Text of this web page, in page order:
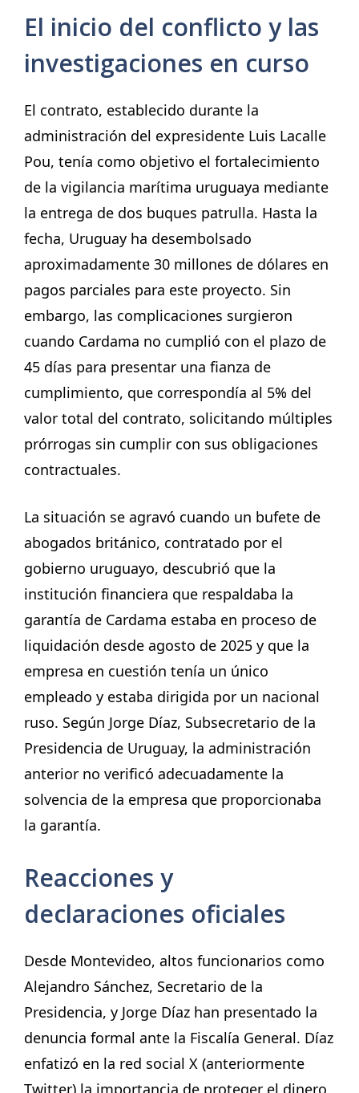
El inicio del conflicto y las
investigaciones en curso
El contrato, establecido durante la
administración del expresidente Luis Lacalle
Pou, tenía como objetivo el fortalecimiento
de la vigilancia marítima uruguaya mediante
la entrega de dos buques patrulla. Hasta la
fecha, Uruguay ha desembolsado
aproximadamente 30 millones de dólares en
pagos parciales para este proyecto. Sin
embargo, las complicaciones surgieron
cuando Cardama no cumplió con el plazo de
45 días para presentar una fianza de
cumplimiento, que correspondía al 5% del
valor total del contrato, solicitando múltiples
prórrogas sin cumplir con sus obligaciones
contractuales.
La situación se agravó cuando un bufete de
abogados británico, contratado por el
gobierno uruguayo, descubrió que la
institución financiera que respaldaba la
garantía de Cardama estaba en proceso de
liquidación desde agosto de 2025 y que la
empresa en cuestión tenía un único
empleado y estaba dirigida por un nacional
ruso. Según Jorge Díaz, Subsecretario de la
Presidencia de Uruguay, la administración
anterior no verificó adecuadamente la
solvencia de la empresa que proporcionaba
la garantía.
Reacciones y
declaraciones oficiales
Desde Montevideo, altos funcionarios como
Alejandro Sánchez, Secretario de la
Presidencia, y Jorge Díaz han presentado la
denuncia formal ante la Fiscalía General. Díaz
enfatizó en la red social X (anteriormente
Twitter) la importancia de proteger el dinero